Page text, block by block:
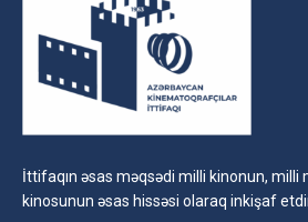
İttifaqın əsas məqsədi milli kinonun, milli
kinosunun əsas hissəsi olaraq inkişaf